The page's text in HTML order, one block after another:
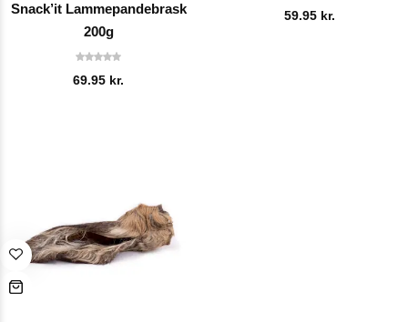
Snack’it Lammepandebrask
200g
69.95 kr.
59.95 kr.